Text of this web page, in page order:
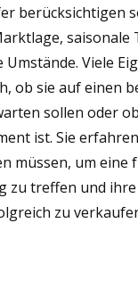
berücksichtigen
saisonale
Umstände. Viele
ob sie auf einen
sollen oder
ist. Sie
müssen, um eine
zu treffen und
zu